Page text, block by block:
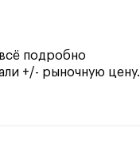
подробно
+/- рыночную цену.